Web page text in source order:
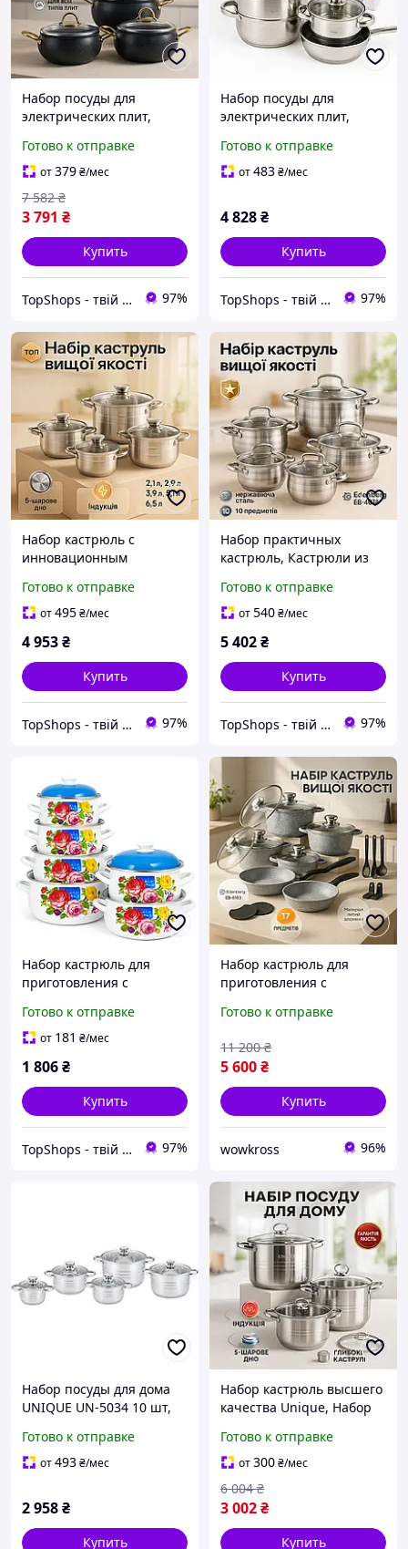
Набор посуды для
электрических плит,
кастрюль, Набор больших
кастрюль ZO-38
Готово к отправке
от379₴/мес
3 791 ₴
7 582 ₴
Купить
TopShops - твій інтернет магазин 97%
Набор посуды для
электрических плит,
качественных с
крышками кастрюль-
Готово к отправке
от483₴/мес
4 828₴
Купить
TopShops - твій інтернет магазин 97%
Набор кастрюль с
инновационным
покрытием UNIQUE UN-
5034 10 шт, Сборный
Готово к отправке
от495₴/мес
4 953₴
Купить
TopShops - твій інтернет магазин 97%
Набор практичных
кастрюль, Кастрюли из
кастрюль сталь для плит
IR-96
Готово к отправке
от540₴/мес
5 402₴
Купить
TopShops - твій інтернет магазин 97%
Набор кастрюль для
приготовления с
набор кастрюль с
антипригарным
Готово к отправке
от 181 ₴/мес
1 806₴
Купить
TopShops - твій інтернет магазин 97%
Набор кастрюль для
приготовления с
для электрических плит,
Готово к отправке
5 600₴
11 200 ₴
Купить
wowkross 96%
Набор посуды для дома
UNIQUE UN-5034 10 шт,
Кастрюли из нержавейки
ND-14
Готово к отправке
от493₴/мес
2 958₴
Купить
Набор кастрюль высшего
качества Unique, Набор
качественных каструль
IY-86
Готово к отправке
от300₴/мес
3 002₴
6 004 ₴
Купить